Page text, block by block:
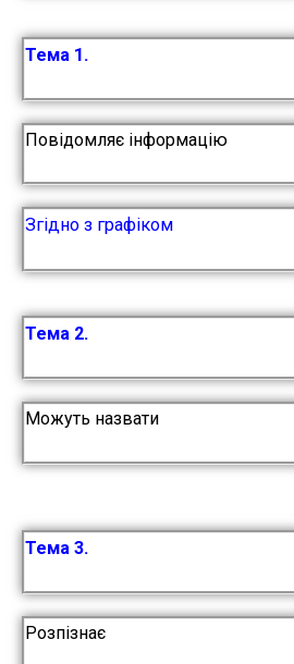
Тема 1.
Повідомляє інформацію
Згідно з графіком
Тема 2.
Можуть назвати
Тема 3.
Розпізнає